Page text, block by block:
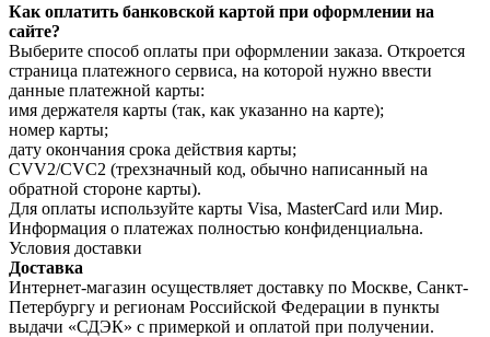
Как оплатить банковской картой при оформлении на
сайте?
Выберите способ оплаты при оформлении заказа. Откроется
страница платежного сервиса, на которой нужно ввести
данные платежной карты:
имя держателя карты (так, как указанно на карте);
номер карты;
дату окончания срока действия карты;
CVV2/CVC2 (трехзначный код, обычно написанный на
обратной стороне карты).
Для оплаты используйте карты Visa, MasterCard или Мир.
Информация о платежах полностью конфиденциальна.
Условия доставки
Доставка
Интернет-магазин осуществляет доставку по Москве, Санкт-
Петербургу и регионам Российской Федерации в пункты
выдачи «СДЭК» с примеркой и оплатой при получении.